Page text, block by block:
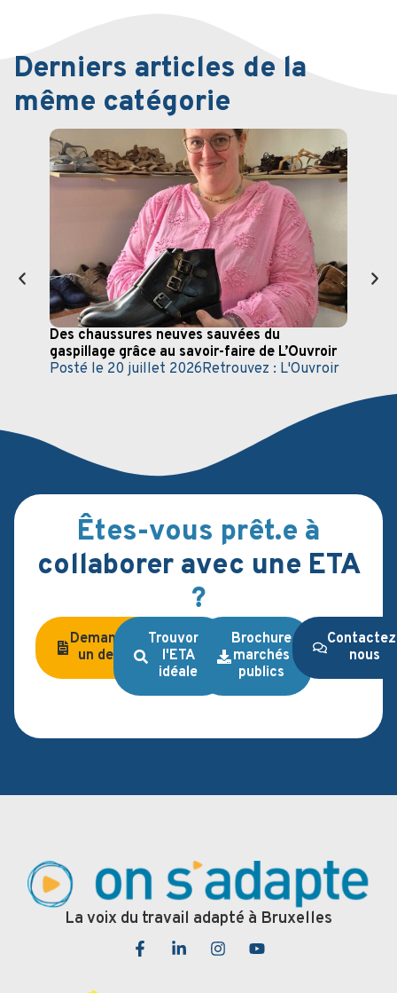
Derniers articles de la
même catégorie
Des chaussures neuves sauvées du
gaspillage grâce au savoir-faire de L’Ouvroir
Posté le 20 juillet 2026Retrouvez : L'Ouvroir
Êtes-vous prêt.e à
collaborer avec une ETA
?
Demandez
un devis
Trouvons
l'ETA
idéale
Brochure
marchés
publics
nous
La voix du travail adapté à Bruxelles